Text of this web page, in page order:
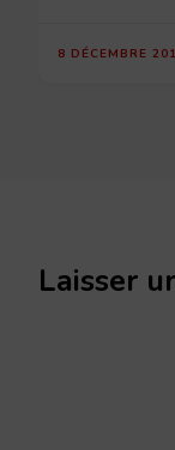
8 DÉCEMBRE
Laisser